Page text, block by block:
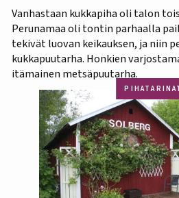
Vanhastaan kukkapiha oli talon
Perunamaa oli tontin parhaalla
tekivät luovan keikauksen, ja niin
kukkapuutarha. Honkien
itämainen metsäpuutarha.